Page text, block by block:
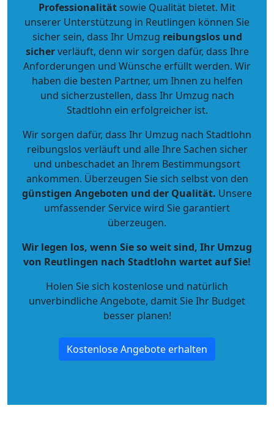
Professionalitätsowie Qualität bietet. Mit
unserer Unterstützung in Reutlingen können Sie
sicher sein, dass Ihr Umzug reibungslos und
sicherverläuft, denn wir sorgen dafür, dass Ihre
Anforderungen und Wünsche erfüllt werden. Wir
haben die besten Partner, um Ihnen zu helfen
und sicherzustellen, dass Ihr Umzug nach
Stadtlohn ein erfolgreicher ist.
Wir sorgen dafür, dass Ihr Umzug nach Stadtlohn
reibungslos verläuft und alle Ihre Sachen sicher
und unbeschadet an Ihrem Bestimmungsort
ankommen. Überzeugen Sie sich selbst von den
günstigen Angeboten und der Qualität. Unsere
umfassender Service wird Sie garantiert
überzeugen.
Wir legen los, wenn Sie so weit sind, Ihr Umzug
von Reutlingen nach Stadtlohn wartet auf Sie!
Holen Sie sich kostenlose und natürlich
unverbindliche Angebote, damit Sie Ihr Budget
besser planen!
Kostenlose Angebote erhalten